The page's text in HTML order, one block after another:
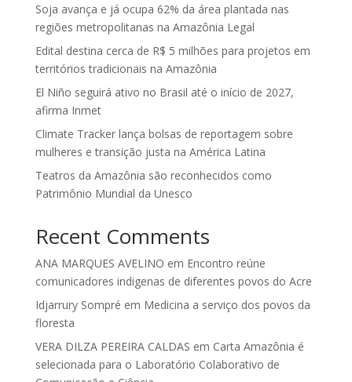
Soja avança e já ocupa 62% da área plantada nas
regiões metropolitanas na Amazônia Legal
Edital destina cerca de R$ 5 milhões para projetos em
territórios tradicionais na Amazônia
El Niño seguirá ativo no Brasil até o início de 2027,
afirma Inmet
Climate Tracker lança bolsas de reportagem sobre
mulheres e transição justa na América Latina
Teatros da Amazônia são reconhecidos como
Patrimônio Mundial da Unesco
Recent Comments
ANA MARQUES AVELINO em Encontro reúne
comunicadores indigenas de diferentes povos do Acre
Idjarrury Sompré em Medicina a serviço dos povos da
floresta
VERA DILZA PEREIRA CALDAS em Carta Amazônia é
selecionada para o Laboratório Colaborativo de